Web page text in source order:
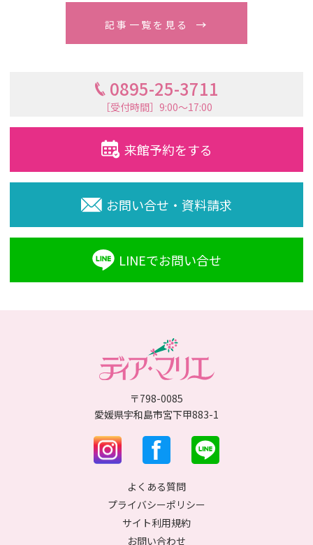
記事一覧を見る
0895-25-3711
［受付時間］9:00〜17:00
来館予約をする
お問い合せ・資料請求
LINEでお問い合せ
〒798-0085
愛媛県宇和島市宮下甲883-1
よくある質問
プライバシーポリシー
サイト利用規約
お問い合わせ